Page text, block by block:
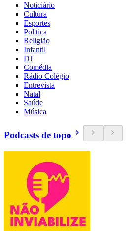
Noticiário
Cultura
Esportes
Política
Religião
Infantil
DJ
Comédia
Rádio Colégio
Entrevista
Natal
Saúde
Música
Podcasts de topo